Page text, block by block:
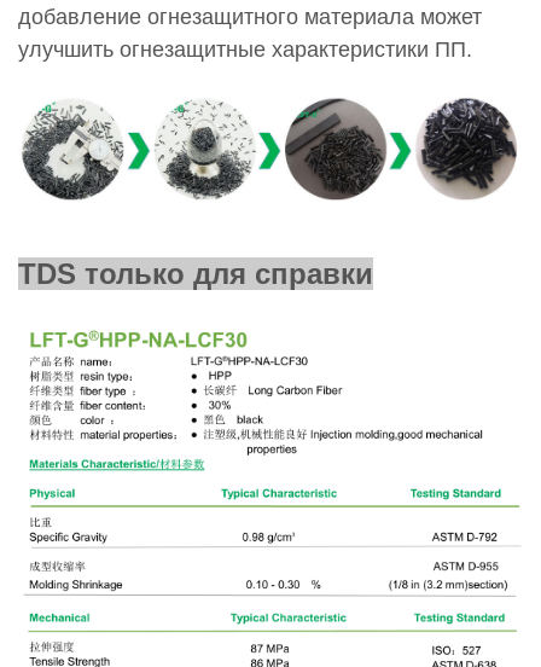
добавление огнезащитного материала может
улучшить огнезащитные характеристики ПП.
TDS только для справки